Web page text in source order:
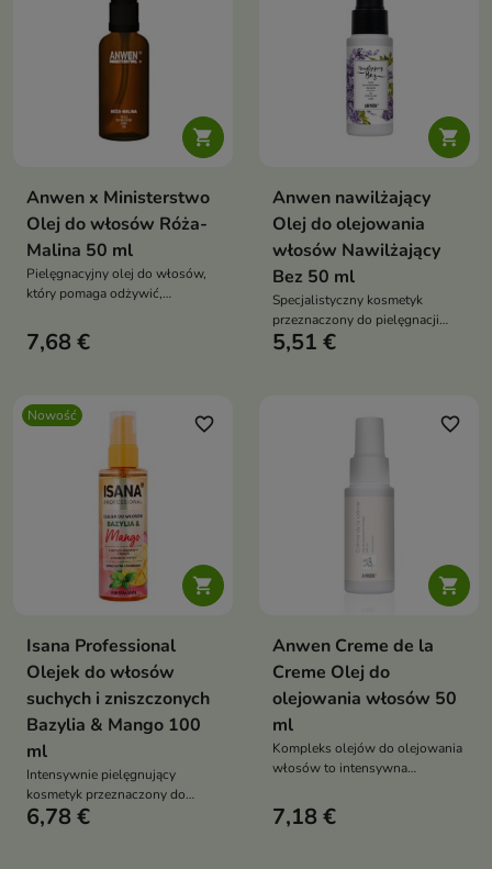

Anwen x Ministerstwo
Olej do włosów Róża-
Malina 50 ml
Pielęgnacyjny olej do włosów,
który pomaga odżywić,
przed przesuszeniem.
7,68 €

Anwen nawilżający
Olej do olejowania
włosów Nawilżający
Bez 50 ml
Specjalistyczny kosmetyk
przeznaczony do pielęgnacji
włosów o różnej porowatości
5,51 €
Nowość

favorite_border
Isana Professional
Olejek do włosów
suchych i zniszczonych
Bazylia & Mango 100
ml
Intensywnie pielęgnujący
kosmetyk przeznaczony do
włosów suchych, osłabionych i
6,78 €

favorite_border
Anwen Creme de la
Creme Olej do
olejowania włosów 50
ml
Kompleks olejów do olejowania
włosów to intensywna
nabłyszcza i redukuje puszenie,
pozostawiając włosy miękkie i
7,18 €